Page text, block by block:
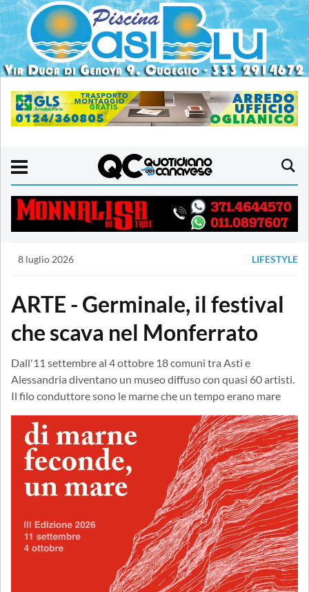
8 luglio 2026 LIFESTYLE
ARTE - Germinale, il festival
che scava nel Monferrato
Dall'11 settembre al 4 ottobre 18 comuni tra Asti e
Alessandria diventano un museo diffuso con quasi 60 artisti.
Il filo conduttore sono le marne che un tempo erano mare